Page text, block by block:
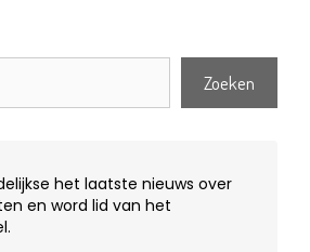
Zoeken
het laatste nieuws over
en word lid van het